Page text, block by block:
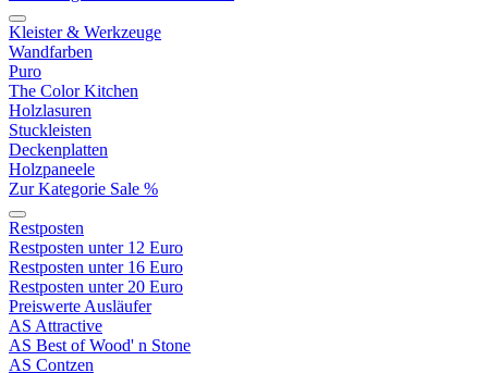
Kleister & Werkzeuge
Wandfarben
Puro
The Color Kitchen
Holzlasuren
Stuckleisten
Deckenplatten
Holzpaneele
Zur Kategorie Sale %
Restposten
Restposten unter 12 Euro
Restposten unter 16 Euro
Restposten unter 20 Euro
Preiswerte Ausläufer
AS Attractive
AS Best of Wood' n Stone
AS Contzen